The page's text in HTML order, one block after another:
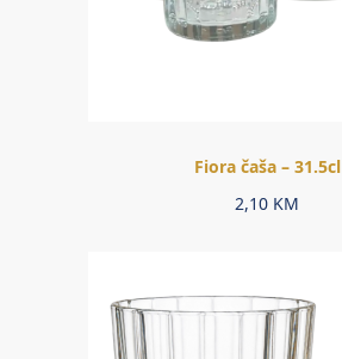
Fiora čaša – 31.5cl
2,10 KM